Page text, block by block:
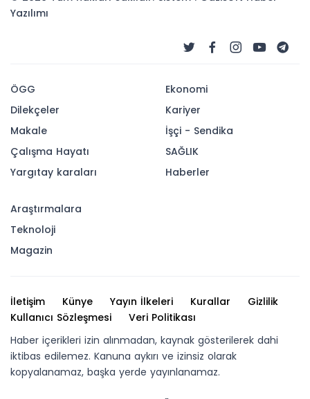
Yazılımı
ÖGG
Dilekçeler
Makale
Çalışma Hayatı
Yargıtay karaları
Ekonomi
Kariyer
İşçi - Sendika
SAĞLIK
Haberler
Araştırmalara
Teknoloji
Magazin
İletişim Künye Yayın İlkeleri Kurallar
Gizlilik
Kullanıcı Sözleşmesi
Veri Politikası
Haber içerikleri izin alınmadan, kaynak gösterilerek dahi
iktibas edilemez. Kanuna aykırı ve izinsiz olarak
kopyalanamaz, başka yerde yayınlanamaz.